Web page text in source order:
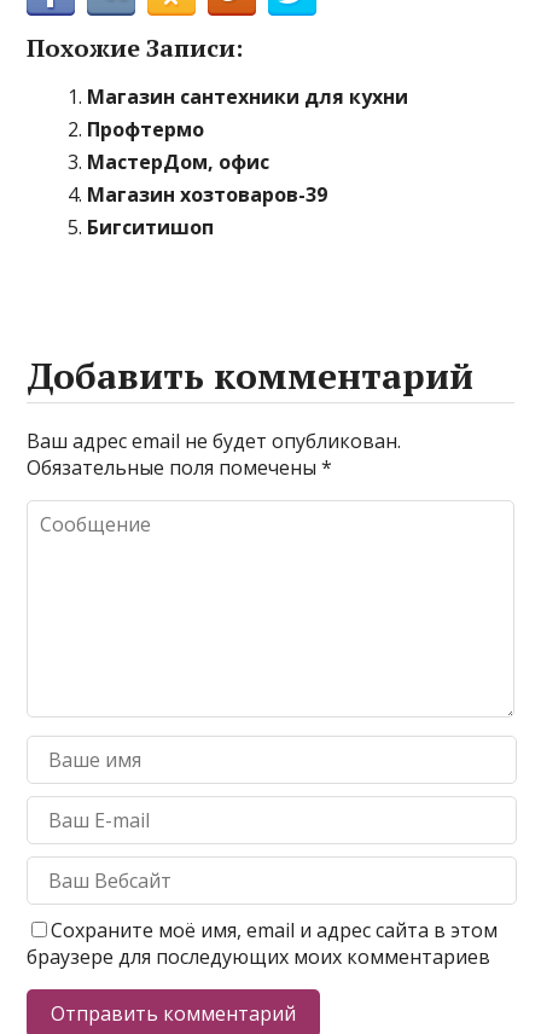
Похожие Записи:
Магазин сантехники для кухни
Профтермо
МастерДом, офис
Магазин хозтоваров-39
Бигситишоп
Добавить комментарий
Ваш адрес email не будет опубликован.
Обязательные поля помечены*
Сохраните моё имя, email и адрес сайта в этом
браузере для последующих моих комментариев